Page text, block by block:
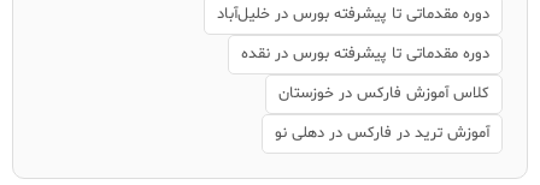
دوره مقدماتی تا پیشرفته بورس در خلیل‌آباد
دوره مقدماتی تا پیشرفته بورس در نقده
کلاس آموزش فارکس در خوزستان
آموزش ترید در فارکس در دهلی نو